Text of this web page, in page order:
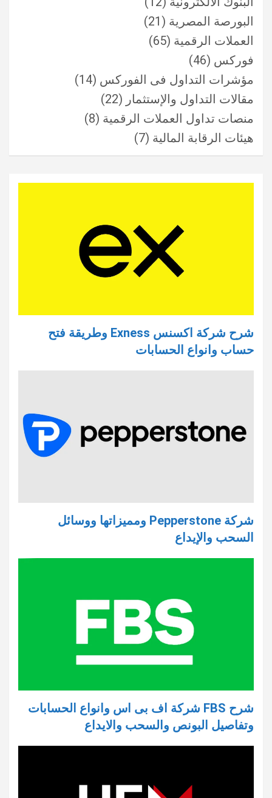
البورصة المصرية (21)
العملات الرقمية (65)
فوركس (46)
مؤشرات التداول فى الفوركس (14)
مقالات التداول والإستثمار (22)
منصات تداول العملات الرقمية (8)
هيئات الرقابة المالية (7)
شرح شركة اكسنس Exness وطريقة فتح
حساب وانواع الحسابات
شركة Pepperstone ومميزاتها ووسائل
السحب والإيداع
شرح FBS شركة اف بى اس وانواع الحسابات
وتفاصيل البونص والسحب والايداع